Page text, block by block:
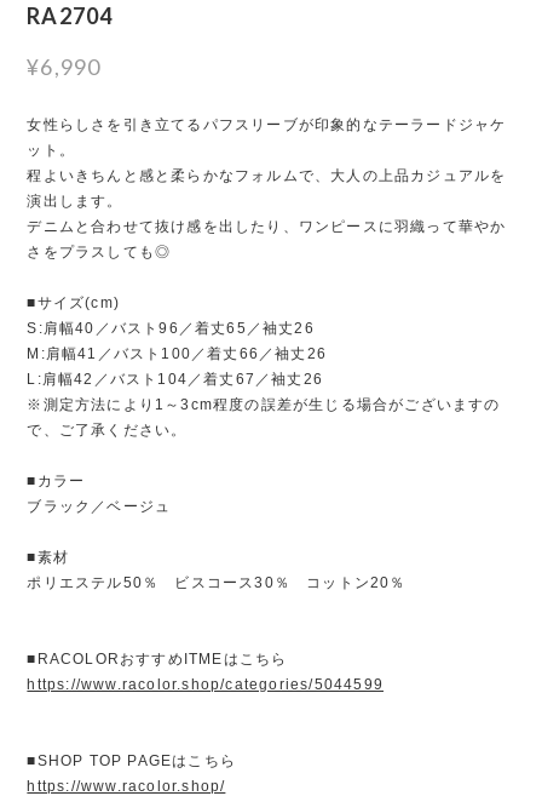
RA2704
¥6,990
女性らしさを引き立てるパフスリーブが印象的なテーラードジャケ
ット。
程よいきちんと感と柔らかなフォルムで、大人の上品カジュアルを
演出します。
デニムと合わせて抜け感を出したり、ワンピースに羽織って華やか
さをプラスしても◎
■サイズ(cm)
S:肩幅40／バスト96／着丈65／袖丈26
M:肩幅41／バスト100／着丈66／袖丈26
L:肩幅42／バスト104／着丈67／袖丈26
※測定方法により1～3cm程度の誤差が生じる場合がございますの
で、ご了承ください。
■カラー
ブラック／ベージュ
■素材
ポリエステル50％ ビスコース30％ コットン20％
■RACOLORおすすめITMEはこちら
https://www.racolor.shop/categories/5044599
■SHOP TOP PAGEはこちら
https://www.racolor.shop/